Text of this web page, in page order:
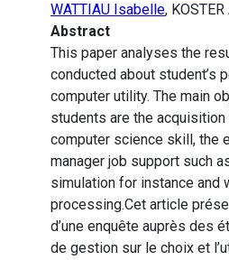
WATTIAU Isabelle, KOSTER
Abstract
This paper analyses the
conducted about student’s
computer utility. The main
students are the acquisition
computer science skill, the
manager job support such
simulation for instance and
processing.Cet article
d’une enquête auprès des
de gestion sur le choix et